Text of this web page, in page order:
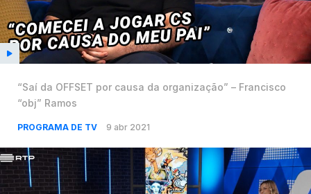
“Saí da OFFSET por causa da organização” – Francisco
“obj” Ramos
PROGRAMA DE TV 9 abr 2021